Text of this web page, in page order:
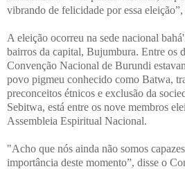
vibrando de felicidade por essa eleição”,
A eleição ocorreu na sede nacional
bairros da capital, Bujumbura. Entre os
Convenção Nacional de Burundi
povo pigmeu conhecido como Batwa,
preconceitos étnicos e exclusão da
Sebitwa, está entre os nove membros
Assembleia Espiritual Nacional.
"Acho que nós ainda não somos
importância deste momento”, disse o